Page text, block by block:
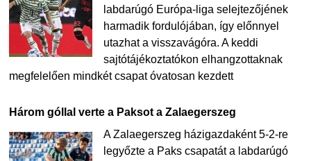
labdarúgó Európa-liga selejtezőjének
harmadik fordulójában, így előnnyel
utazhat a visszavágóra. A keddi
sajtótájékoztatókon elhangzottaknak
megfelelően mindkét csapat óvatosan kezdett
Három góllal verte a Paksot a Zalaegerszeg
A Zalaegerszeg házigazdaként 5-2-re
legyőzte a Paks csapatát a labdarúgó